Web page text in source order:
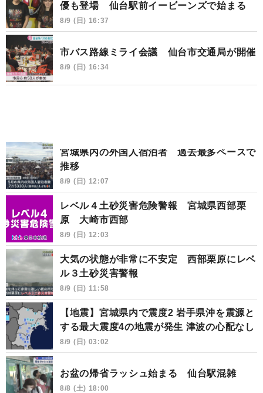
優も登場 仙台駅前イービーンズで始まる
8/9 (日) 16:37
市バス路線ミライ会議 仙台市交通局が開催
8/9 (日) 16:34
宮城県内の外国人宿泊者 過去最多ペースで
推移
8/9 (日) 12:07
レベル４土砂災害危険警報 宮城県西部栗
原 大崎市西部
8/9 (日) 12:03
大気の状態が非常に不安定 西部栗原にレベ
ル３土砂災害警報
8/9 (日) 11:58
【地震】宮城県内で震度2 岩手県沖を震源と
する最大震度4の地震が発生 津波の心配なし
8/9 (日) 03:02
お盆の帰省ラッシュ始まる 仙台駅混雑
8/8 (土) 18:00